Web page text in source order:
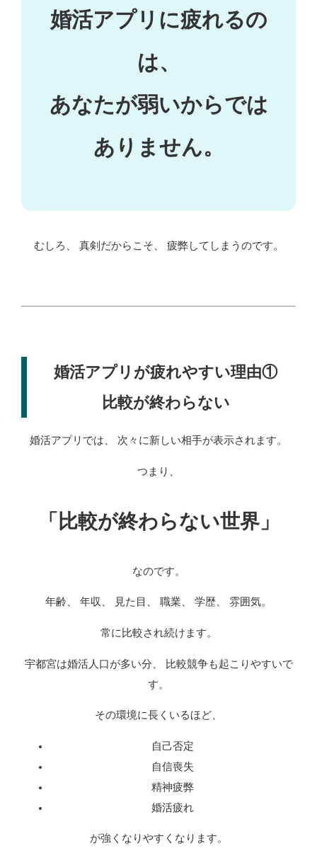
婚活アプリに疲れるの
は、
あなたが弱いからでは
ありません。
むしろ、 真剣だからこそ、 疲弊してしまうのです。
婚活アプリが疲れやすい理由①
比較が終わらない
婚活アプリでは、 次々に新しい相手が表示されます。
つまり、
「比較が終わらない世界」
なのです。
年齢、 年収、 見た目、 職業、 学歴、 雰囲気。
常に比較され続けます。
宇都宮は婚活人口が多い分、 比較競争も起こりやすいで
す。
その環境に長くいるほど、
自己否定
自信喪失
精神疲弊
婚活疲れ
が強くなりやすくなります。